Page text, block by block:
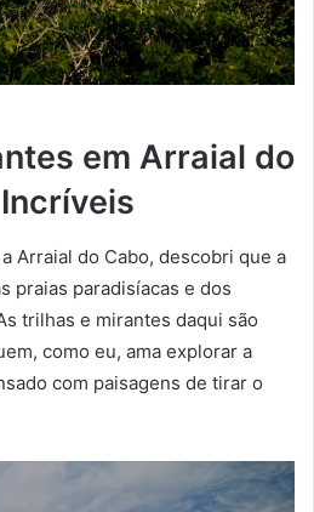
em Arraial do
Arraial do Cabo, descobri que a
praias paradisíacas e dos
trilhas e mirantes daqui são
como eu, ama explorar a
com paisagens de tirar o